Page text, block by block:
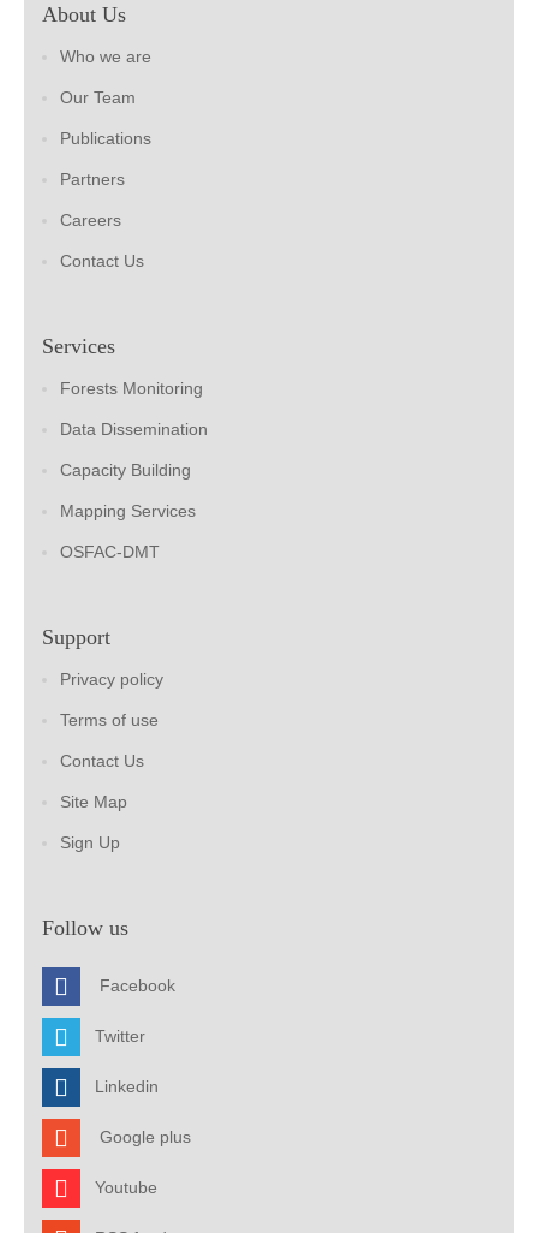
About Us
Who we are
Our Team
Publications
Partners
Careers
Contact Us
Services
Forests Monitoring
Data Dissemination
Capacity Building
Mapping Services
OSFAC-DMT
Support
Privacy policy
Terms of use
Contact Us
Site Map
Sign Up
Follow us
Facebook
Twitter
Linkedin
Google plus
Youtube